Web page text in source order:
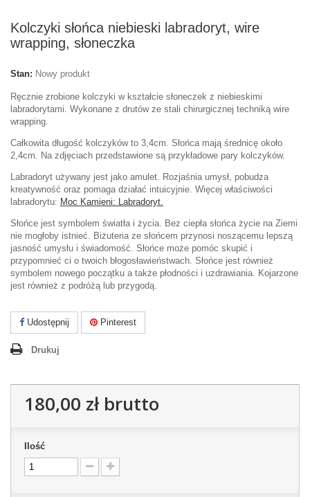
Kolczyki słońca niebieski labradoryt, wire
wrapping, słoneczka
Stan: Nowy produkt
Ręcznie zrobione kolczyki w kształcie słoneczek z niebieskimi
labradorytami. Wykonane z drutów ze stali chirurgicznej techniką wire
wrapping.
Całkowita długość kolczyków to 3,4cm. Słońca mają średnicę około
2,4cm. Na zdjęciach przedstawione są przykładowe pary kolczyków.
Labradoryt używany jest jako amulet. Rozjaśnia umysł, pobudza
kreatywność oraz pomaga działać intuicyjnie. Więcej właściwości
labradorytu: Moc Kamieni: Labradoryt.
Słońce jest symbolem światła i życia. Bez ciepła słońca życie na Ziemi
nie mogłoby istnieć. Biżuteria ze słońcem przynosi noszącemu lepszą
jasność umysłu i świadomość. Słońce może pomóc skupić i
przypomnieć ci o twoich błogosławieństwach. Słońce jest również
symbolem nowego początku a także płodności i uzdrawiania. Kojarzone
jest również z podróżą lub przygodą.
Udostępnij Pinterest
Drukuj
180,00 złbrutto
Ilość